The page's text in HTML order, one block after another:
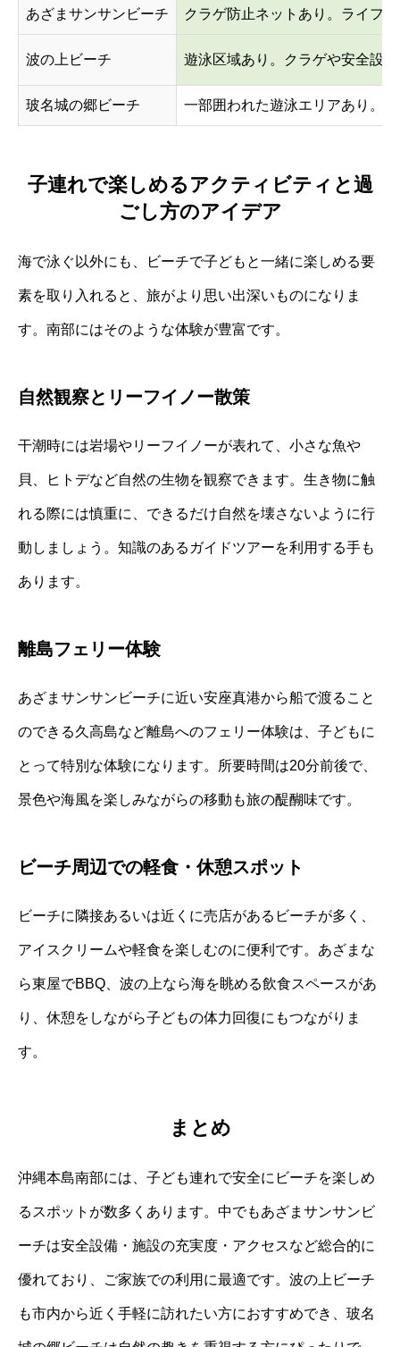
あざまサンサンビーチ クラゲ防止ネットあり。ライフ
波の上ビーチ 遊泳区域あり。クラゲや安全設
玻名城の郷ビーチ 一部囲われた遊泳エリアあり。
子連れで楽しめるアクティビティと過
ごし方のアイデア
海で泳ぐ以外にも、ビーチで子どもと一緒に楽しめる要
素を取り入れると、旅がより思い出深いものになりま
す。南部にはそのような体験が豊富です。
自然観察とリーフイノー散策
干潮時には岩場やリーフイノーが表れて、小さな魚や
貝、ヒトデなど自然の生物を観察できます。生き物に触
れる際には慎重に、できるだけ自然を壊さないように行
動しましょう。知識のあるガイドツアーを利用する手も
あります。
離島フェリー体験
あざまサンサンビーチに近い安座真港から船で渡ること
のできる久高島など離島へのフェリー体験は、子どもに
とって特別な体験になります。所要時間は20分前後で、
景色や海風を楽しみながらの移動も旅の醍醐味です。
ビーチ周辺での軽食・休憩スポット
ビーチに隣接あるいは近くに売店があるビーチが多く、
アイスクリームや軽食を楽しむのに便利です。あざまな
ら東屋でBBQ、波の上なら海を眺める飲食スペースがあ
り、休憩をしながら子どもの体力回復にもつながりま
す。
まとめ
沖縄本島南部には、子ども連れで安全にビーチを楽しめ
るスポットが数多くあります。中でもあざまサンサンビ
ーチは安全設備・施設の充実度・アクセスなど総合的に
優れており、ご家族での利用に最適です。波の上ビーチ
も市内から近く手軽に訪れたい方におすすめでき、玻名